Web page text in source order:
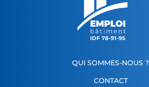
QUI SOMMES-NOUS ?
CONTACT